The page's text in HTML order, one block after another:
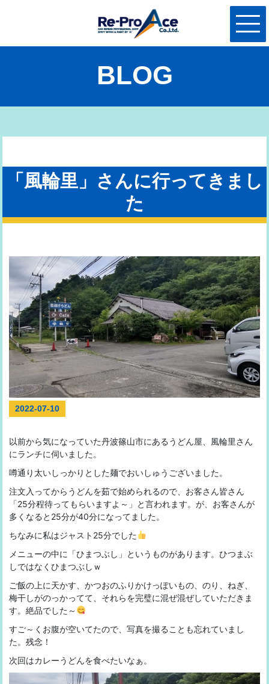
BLOG
「風輪里」さんに行ってきまし
た
2022-07-10
以前から気になっていた丹波篠山市にあるうどん屋、風輪里さん
にランチに伺いました。
噂通り太いしっかりとした麺でおいしゅうございました。
注文入ってからうどんを茹で始められるので、お客さん皆さん
「25分程待ってもらいますよ～」と言われます。が、お客さんが
多くなると25分が40分になってました。
ちなみに私はジャスト25分でした
メニューの中に「ひまつぶし」というものがあります。ひつまぶ
しではなくひまつぶしｗ
ご飯の上に天かす、かつおのふりかけっぽいもの、のり、ねぎ、
梅干しがのっかってて、それらを完璧に混ぜ混ぜしていただきま
す。絶品でした～
すご～くお腹が空いてたので、写真を撮ることも忘れていまし
た。残念！
次回はカレーうどんを食べたいなぁ。